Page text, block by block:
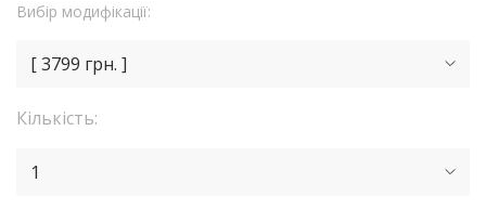
Вибір модифікації:
[ 3799 грн. ]
Кількість:
1